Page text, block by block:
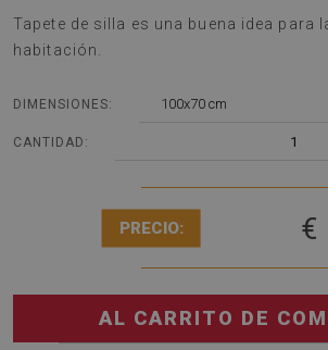
Tapete de silla es una buena idea para
habitación.
DIMENSIONES: 100x70 cm
CANTIDAD: 1
PRECIO: €
AL CARRITO DE